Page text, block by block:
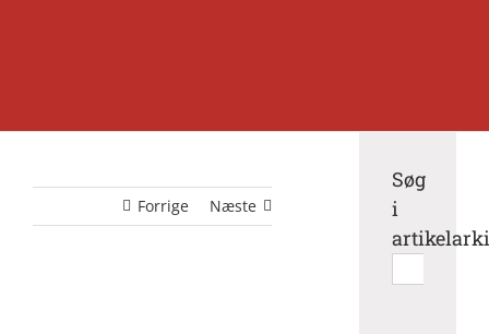
Forrige Næste
Søg
i
efter: